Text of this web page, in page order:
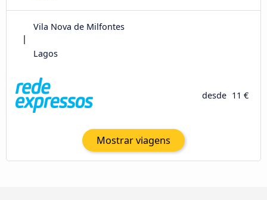
Vila Nova de Milfontes
Lagos
desde 11 €
Mostrar viagens